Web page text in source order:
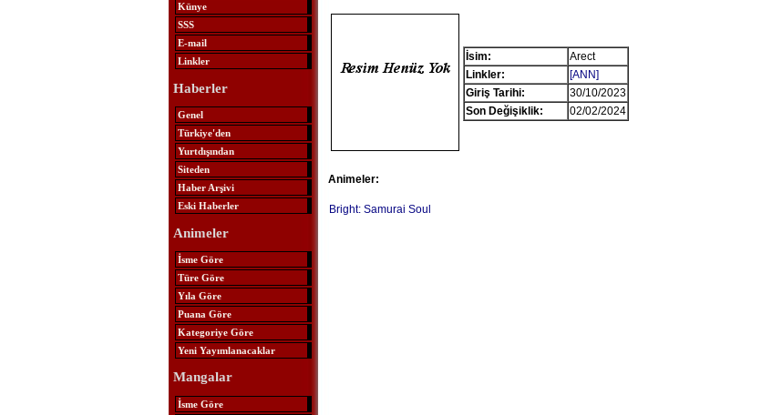
Künye
SSS
E-mail
Linkler
Haberler
Genel
Türkiye'den
Yurtdışından
Siteden
Haber Arşivi
Eski Haberler
Animeler
İsme Göre
Türe Göre
Yıla Göre
Puana Göre
Kategoriye Göre
Yeni Yayımlanacaklar
Mangalar
İsme Göre
İsim:
Arect
Linkler:
[ANN]
Giriş Tarihi:
30/10/2023
Son Değişiklik:
02/02/2024
Animeler:
Bright: Samurai Soul